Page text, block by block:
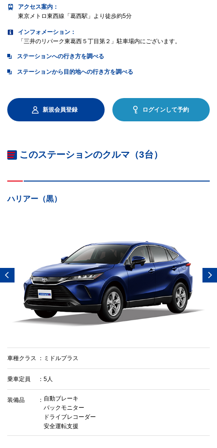
アクセス案内 ：
東京メトロ東西線「葛西駅」より徒歩約5分
インフォメーション：
「三井のリパーク東葛西５丁目第２」駐車場内にございます。
ステーションへの行き方を調べる
ステーションから目的地への行き方を調べる
新規会員登録 ログインして予約
このステーションのクルマ（3台）
ハリアー（黒）
車種クラス ミドルプラス
乗車定員 5人
装備品
自動ブレーキ
バックモニター
ドライブレコーダー
安全運転支援